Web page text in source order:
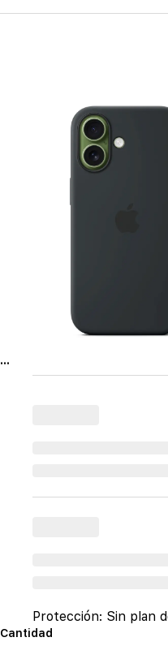
...
Protección: Sin plan
Cantidad